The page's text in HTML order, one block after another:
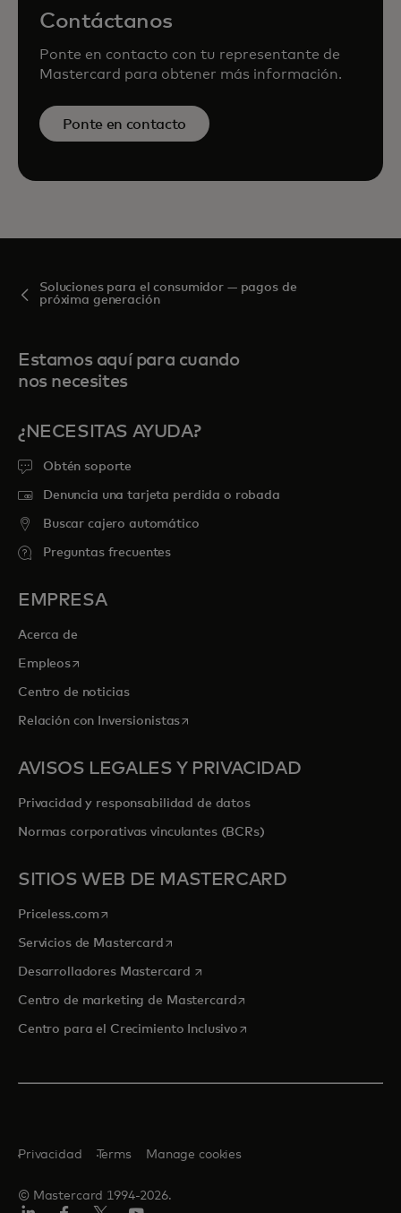
Contáctanos
Ponte en contacto con tu representante de
Mastercard para obtener más información.
Ponte en contacto
Soluciones para el consumidor — pagos de
próxima generación
Estamos aquí para cuando
nos necesites
¿NECESITAS AYUDA?
Obtén soporte
Denuncia una tarjeta perdida o robada
Buscar cajero automático
Preguntas frecuentes
EMPRESA
Acerca de
Empleosse abre en una pestaña nueva
Centro de noticias
Relación con Inversionistasse abre en una pestaña nueva
AVISOS LEGALES Y PRIVACIDAD
Privacidad y responsabilidad de datos
Normas corporativas vinculantes (BCRs)
SITIOS WEB DE MASTERCARD
Priceless.com se abre en una pestaña nueva
Servicios de Mastercardse abre en una pestaña nueva
Desarrolladores Mastercard se abre en una pestaña nueva
Centro de marketing de Mastercardse abre en una pestaña
Centro para el Crecimiento Inclusivose abre en una pestaña
© Mastercard 1994-2026.
Privacidad Terms Manage cookies